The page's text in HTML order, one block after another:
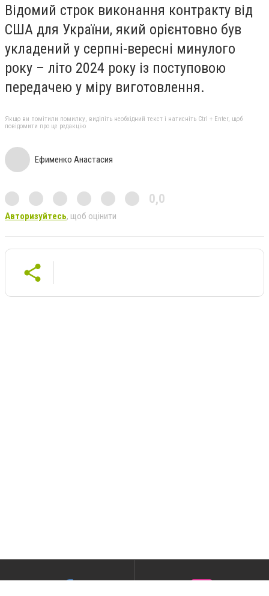
Відомий строк виконання контракту від
США для України, який орієнтовно був
укладений у серпні-вересні минулого
року – літо 2024 року із поступовою
передачею у міру виготовлення.
Якщо ви помітили помилку, виділіть необхідний текст і натисніть Ctrl + Enter, щоб
повідомити про це редакцію
Ефименко Анастасия
0,0
Авторизуйтесь, щоб оцінити